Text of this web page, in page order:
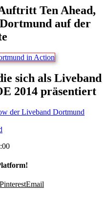
Ten Ahead,
auf der
sich als Liveband
2014 präsentiert
der Liveband Dortmund
PinterestEmail